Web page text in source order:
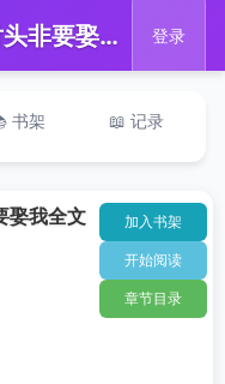
📖 和离后，前夫死对头非要娶我全文免费阅读无弹窗大结局 登录
书架 📖 记录
娶我全文
加入书架
开始阅读
章节目录